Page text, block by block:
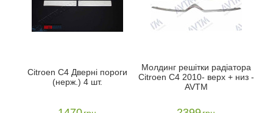
Citroen C4 Дверні пороги
(нерж.) 4 шт.
Молдинг решітки радіатора
Citroen C4 2010- верх + низ -
AVTM